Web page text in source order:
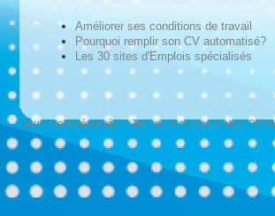
Améliorer ses conditions de travail
Pourquoi remplir son CV automatisé?
Les 30 sites d'Emplois spécialisés
Tous droits réservés © Techno-Communication 2026